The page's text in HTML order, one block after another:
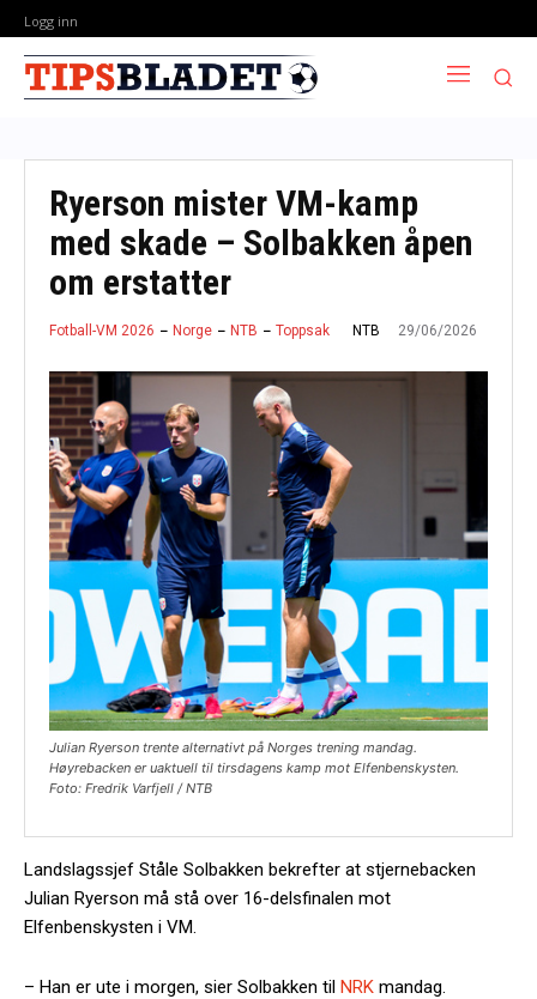
Logg inn
Ryerson mister VM-kamp
med skade – Solbakken åpen
om erstatter
Fotball-VM 2026 Norge NTB Toppsak NTB 29/06/2026
Julian Ryerson trente alternativt på Norges trening mandag.
Høyrebacken er uaktuell til tirsdagens kamp mot Elfenbenskysten.
Foto: Fredrik Varfjell / NTB
Landslagssjef Ståle Solbakken bekrefter at stjernebacken
Julian Ryerson må stå over 16-delsfinalen mot
Elfenbenskysten i VM.
– Han er ute i morgen, sier Solbakken til NRK mandag.